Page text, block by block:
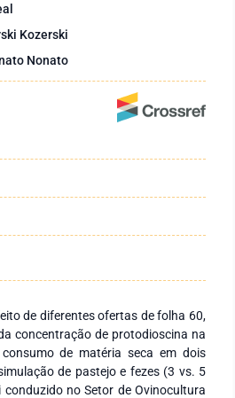
Kozerski
Nonato
de diferentes ofertas de folha 60,
concentração de protodioscina na
de matéria seca em dois
de pastejo e fezes (3 vs. 5
no Setor de Ovinocultura